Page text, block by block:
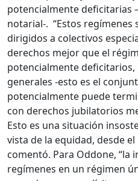
potencialmente deficitarias
notarial-. “Estos regímenes
dirigidos a colectivos
derechos mejor que el
potencialmente deficitarios,
generales -esto es el
potencialmente puede
con derechos jubilatorios
Esto es una situación
vista de la equidad, desde
comentó. Para Oddone, “la
regímenes en un régimen